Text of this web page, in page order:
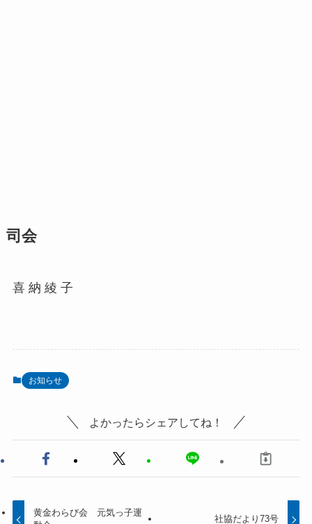
司会
喜 納 綾 子
お知らせ
よかったらシェアしてね！
黄金わらび会 元気っ子運
社協だより73号